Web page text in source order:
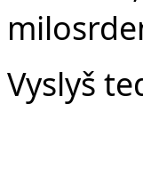
Vyslyš